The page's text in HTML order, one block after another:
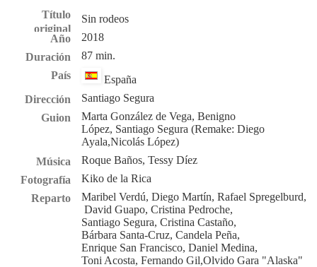
Título
original
Sin rodeos
Año
2018
Duración
87 min.
País
España
Dirección
Santiago Segura
Guion
Marta González de Vega, Benigno
López, Santiago Segura (Remake: Diego
Ayala,Nicolás López)
Música
Roque Baños, Tessy Díez
Fotografía
Kiko de la Rica
Reparto
Maribel Verdú, Diego Martín, Rafael Spregelburd,
David Guapo, Cristina Pedroche,
Santiago Segura, Cristina Castaño,
Bárbara Santa-Cruz, Candela Peña,
Enrique San Francisco, Daniel Medina,
Toni Acosta, Fernando Gil,Olvido Gara "Alaska"